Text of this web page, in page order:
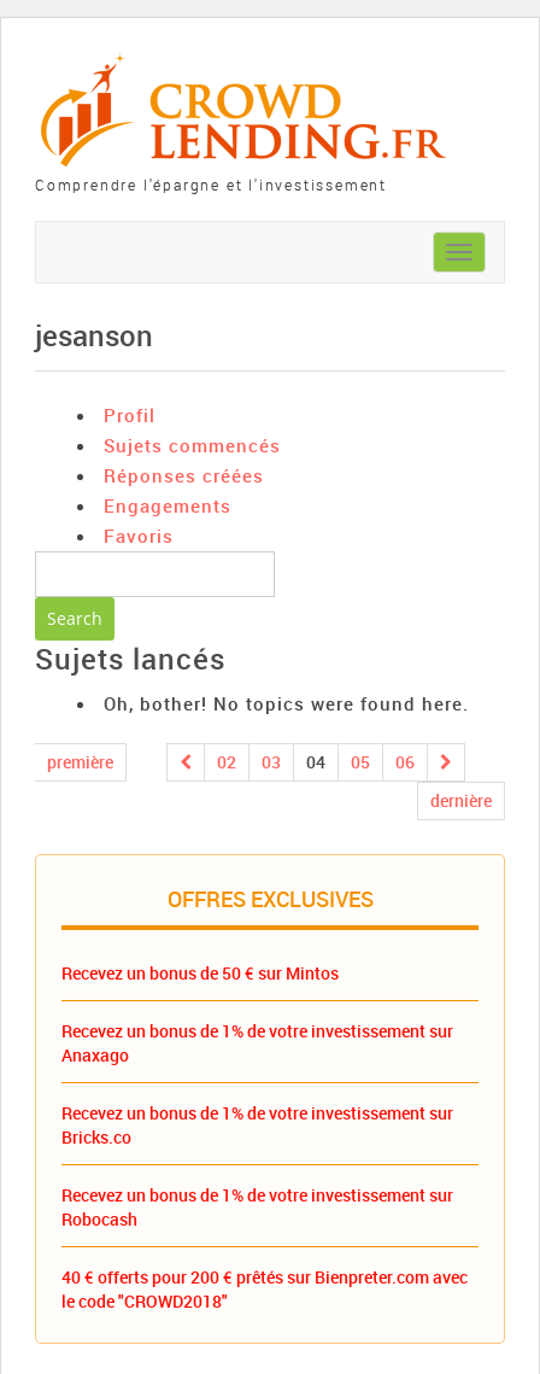
Comprendre l'épargne et l'investissement
Toggle
navigation
jesanson
Profil
Sujets commencés
Réponses créées
Engagements
Favoris
Sujets lancés
Oh, bother! No topics were found here.
première 02 03 04 05
06
dernière
OFFRES EXCLUSIVES
Recevez un bonus de 50 € sur Mintos
Recevez un bonus de 1% de votre investissement sur
Anaxago
Recevez un bonus de 1% de votre investissement sur
Bricks.co
Recevez un bonus de 1% de votre investissement sur
Robocash
40 € offerts pour 200 € prêtés sur Bienpreter.com avec
le code "CROWD2018"